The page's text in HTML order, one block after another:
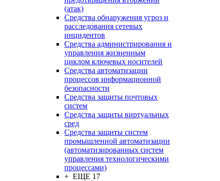
(атак)
Средства обнаружения угроз и
расследования сетевых
инцидентов
Средства администрирования и
управления жизненным
циклом ключевых носителей
Средства автоматизации
процессов информационной
безопасности
Средства защиты почтовых
систем
Средства защиты виртуальных
сред
Средства защиты систем
промышленной автоматизации
(автоматизированных систем
управления технологическими
процессами)
+ ЕЩЕ 17